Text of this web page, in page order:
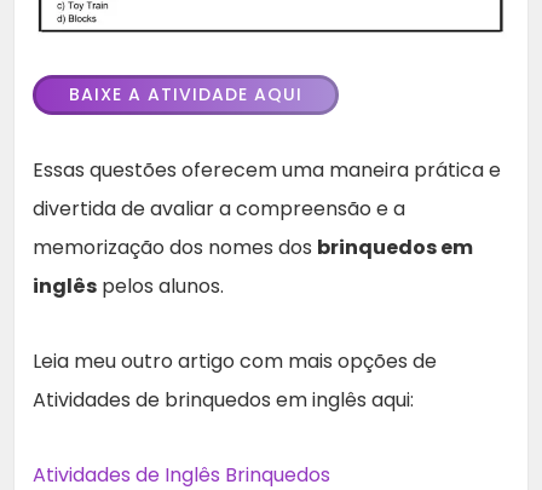
BAIXE A ATIVIDADE AQUI
Essas questões oferecem uma maneira prática e
divertida de avaliar a compreensão e a
memorização dos nomes dos brinquedos em
inglês pelos alunos.
Leia meu outro artigo com mais opções de
Atividades de brinquedos em inglês aqui:
Atividades de Inglês Brinquedos